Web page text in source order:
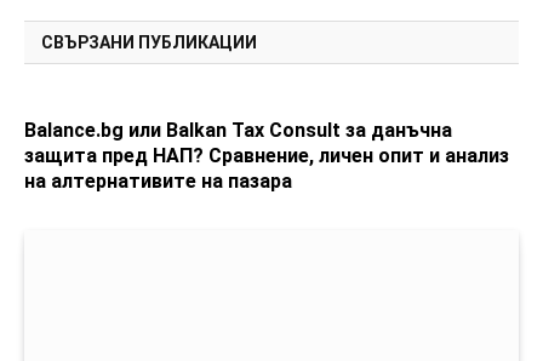
СВЪРЗАНИ ПУБЛИКАЦИИ
Balance.bg или Balkan Tax Consult за данъчна
защита пред НАП? Сравнение, личен опит и анализ
на алтернативите на пазара